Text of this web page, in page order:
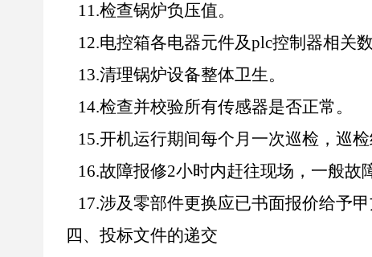
11.检查锅炉负压值。
12.电控箱各电器元件及plc控制器相关
13.清理锅炉设备整体卫生。
14.检查并校验所有传感器是否正常。
15.开机运行期间每个月一次巡检，巡检
16.故障报修2小时内赶往现场，一般故
17.涉及零部件更换应已书面报价给予
四、投标文件的递交